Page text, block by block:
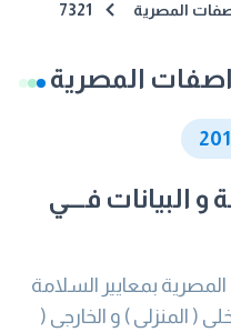
المصرية 7321
المصرية
البيانات فــــي
بمعايير السلامة
( المنزلى ) و الخارجى (